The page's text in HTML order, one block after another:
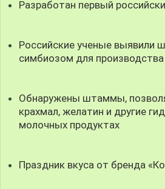
Разработан первый
Российские ученые
симбиозом для
Обнаружены штаммы,
крахмал, желатин и другие
молочных продуктах
Праздник вкуса от бренда